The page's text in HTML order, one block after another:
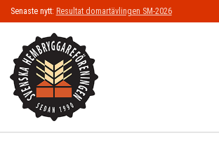
Senaste nytt: Resultat domartävlingen SM-2026